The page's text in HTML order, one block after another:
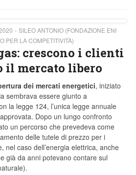
SILEO ANTONIO (FONDAZIONE ENI
PER LA COMPETITIVITÀ)
crescono i clienti
il mercato libero
dei mercati energetici, iniziato
sembrava essere giunto a
la legge 124, l’unica legge annuale
Dopo un lungo confronto
un percorso che prevedeva come
delle tutele di prezzo per i
nel caso dell’energia elettrica, anche
già da anni potevano contare sul